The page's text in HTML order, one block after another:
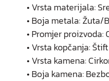
• Vrsta materijala:
• Boja metala: Žuta/
• Promjer proizvoda:
• Vrsta kopčanja: Štift
• Vrsta kamena:
• Boja kamena: